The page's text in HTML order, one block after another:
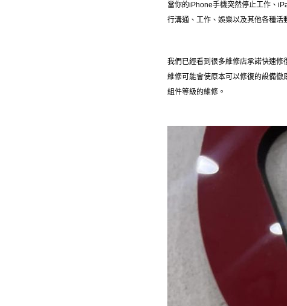
當你的iPhone手機突然停止工作、
行溝通、工作、娛樂以及其他各種活
我們已經看到很多維修店承諾快速
維修可能會使原本可以修復的設備
組件等級的維修。